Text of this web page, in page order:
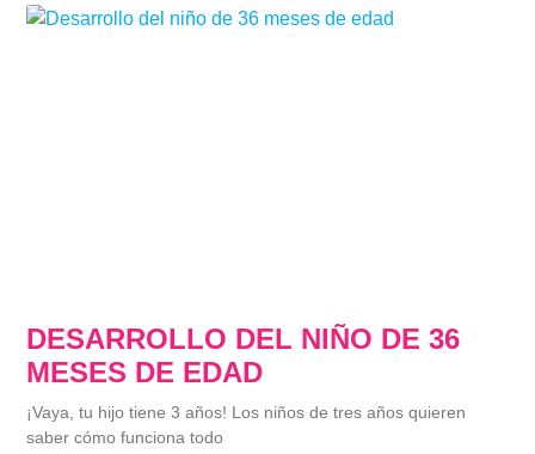
DESARROLLO DEL NIÑO DE 36
MESES DE EDAD
¡Vaya, tu hijo tiene 3 años! Los niños de tres años quieren
saber cómo funciona todo